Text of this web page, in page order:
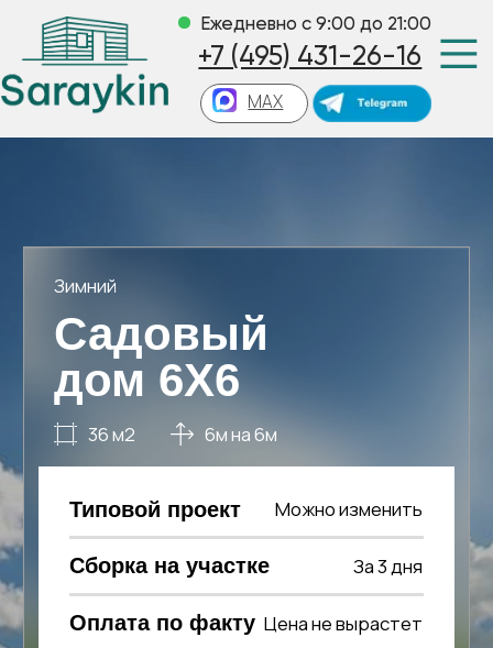
Ежедневно с 9:00 до 21:00
+7 (495) 431-26-16
MAX
Садовый
дом 6Х6
636 500 руб.
Типовой проект Можно изменить
Цена без доставки
Сборка на участке
Узнать расчет под ключ
Оплата по факту Цена не вырастет
Цену под ключ с учетом доставки и
монтажа уточняйте у менеджера!